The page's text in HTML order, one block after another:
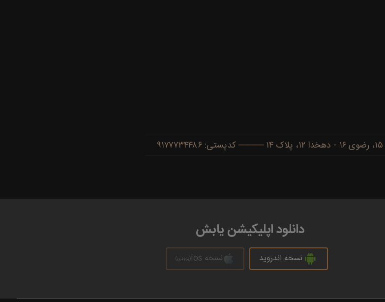
دانلود اپلیکیشن یابش
نسخه اندروید نسخه ios (بزودی)